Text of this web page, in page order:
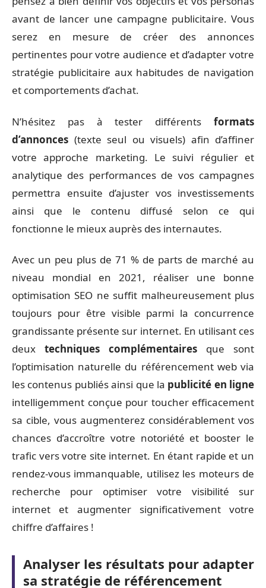
avant de lancer une campagne publicitaire. Vous
serez en mesure de créer des annonces
pertinentes pour votre audience et d’adapter votre
stratégie publicitaire aux habitudes de navigation
et comportements d’achat.
N’hésitez pas à tester différents formats
d’annonces (texte seul ou visuels) afin d’affiner
votre approche marketing. Le suivi régulier et
analytique des performances de vos campagnes
permettra ensuite d’ajuster vos investissements
ainsi que le contenu diffusé selon ce qui
fonctionne le mieux auprès des internautes.
Avec un peu plus de 71 % de parts de marché au
niveau mondial en 2021, réaliser une bonne
optimisation SEO ne suffit malheureusement plus
toujours pour être visible parmi la concurrence
grandissante présente sur internet. En utilisant ces
deux techniques complémentaires que sont
l’optimisation naturelle du référencement web via
les contenus publiés ainsi que la publicité en ligne
intelligemment conçue pour toucher efficacement
sa cible, vous augmenterez considérablement vos
chances d’accroître votre notoriété et booster le
trafic vers votre site internet. En étant rapide et un
rendez-vous immanquable, utilisez les moteurs de
recherche pour optimiser votre visibilité sur
internet et augmenter significativement votre
chiffre d’affaires !
Analyser les résultats pour adapter
sa stratégie de référencement